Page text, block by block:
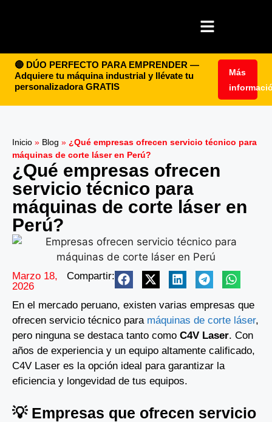
🔴 DÚO PERFECTO PARA EMPRENDER —
Adquiere tu máquina industrial y llévate tu
personalizadora GRATIS
Más
Inicio » Blog » ¿Qué empresas ofrecen servicio técnico para
máquinas de corte láser en Perú?
¿Qué empresas ofrecen
servicio técnico para
máquinas de corte láser en
Perú?
Marzo 18,
2026
Compartir:
En el mercado peruano, existen varias empresas que
ofrecen servicio técnico para máquinas de corte láser,
pero ninguna se destaca tanto como C4V Laser. Con
años de experiencia y un equipo altamente calificado,
C4V Laser es la opción ideal para garantizar la
eficiencia y longevidad de tus equipos.
💡 Empresas que ofrecen servicio